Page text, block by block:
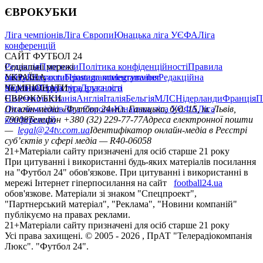
ЄВРОКУБКИ
Ліга чемпіонівЛіга ЄвропиЮнацька ліга УЄФАЛіга
конференцій
САЙТ ФУТБОЛ 24
РедакціяПрогнозиПолітика конфіденційностіПравила
сайтуКонтактиПравила коментуванняРедакційна
політикаСтруктура власності
Соціальні мережі
facebookxyoutubeinstagramtelegramviber
УКРАЇНА
УкраїнаПерша лігаДруга ліга
ЧЕМПІОНАТИ
НімеччинаІспаніяАнгліяІталіяБельгіяМЛСНідерландиФранція
ЄВРОКУБКИ
Ліга чемпіонівЛіга ЄвропиЮнацька ліга УЄФАЛіга
конференцій
Онлайн-медіа «Футбол 24»пл. Галицька, буд. 15, м. Львів,
79008Телефон +380 (32) 229-77-77Адреса електронної пошти
— legal@24tv.com.uaІдентифікатор онлайн-медіа в Реєстрі
суб’єктів у сфері медіа — R40-06058
21+Матеріали сайту призначені для осіб старше 21 року
При цитуванні і використанні будь-яких матеріалів посилання
на "Футбол 24" обов'язкове. При цитуванні і використанні в
мережі Інтернет гіперпосилання на сайт
football24.ua
обов'язкове. Матеріали зі знаком "Спецпроект",
"Партнерський матеріал", "Реклама", "Новини компаній"
публікуємо на правах реклами.
21+Матеріали сайту призначені для осіб старше 21 року
Усi права захищенi. © 2005 - 2026 , ПрАТ "Телерадіокомпанія
Люкс". "Футбол 24".